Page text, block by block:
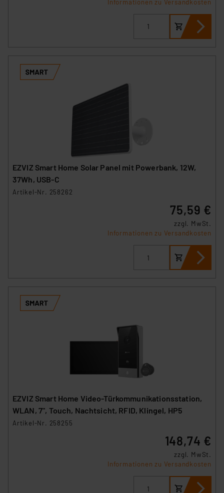
Informationen zu Versandkosten
EZVIZ Smart Home Solar Panel mit Powerbank, 12W,
37Wh, USB-C
Artikel-Nr. 258262
75,59 €
zzgl. MwSt.
Informationen zu Versandkosten
EZVIZ Smart Home Video-Türkommunikationsstation,
WLAN, 7", Touch, Nachtsicht, RFID, Klingel, HP5
Artikel-Nr. 258255
148,74 €
zzgl. MwSt.
Informationen zu Versandkosten